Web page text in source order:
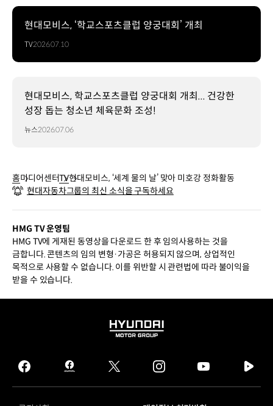
현대모비스, ‘학교스포츠클럽 양궁대회’ 개최
TV2026.07.10
현대모비스, 학교스포츠클럽 양궁대회 개최... 건강한
성장 돕는 청소년 체육문화 조성!
뉴스2026.07.06
홈미디어센터TV현대모비스, ‘세계 물의 날’ 맞아 미호강 정화활동
현대자동차그룹의 최신 소식을 구독하세요
HMG TV 운영팀
HMG TV에 게재된 동영상을 다운로드 한 후 임의사용하는 것을
금합니다. 콘텐츠의 임의 변형·가공은 허용되지 않으며, 상업적인
목적으로 사용할 수 없습니다. 이를 위반할 시 관련법에 따라 불이익을
받을 수 있습니다.
HYUNDAI
GROUP
facebook
hmg
journal
twitter instagram
tv